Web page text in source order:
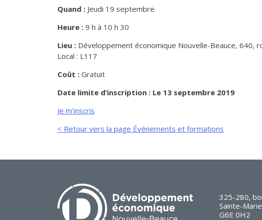
Quand : Jeudi 19 septembre
Heure : 9 h à 10 h 30
Lieu : Développement économique Nouvelle-Beauce, 640,
Local : L117
Coût : Gratuit
Date limite d’inscription : Le 13 septembre 2019
Je m’inscris
< Retour vers la page Événements et formations
325-280,
Sainte-
G6E 0H2